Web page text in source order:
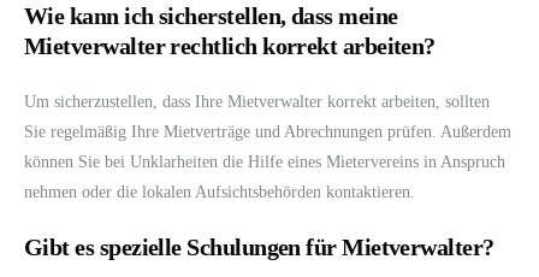
Wie kann ich sicherstellen, dass meine
Mietverwalter rechtlich korrekt arbeiten?
Um sicherzustellen, dass Ihre Mietverwalter korrekt arbeiten, sollten
Sie regelmäßig Ihre Mietverträge und Abrechnungen prüfen. Außerdem
können Sie bei Unklarheiten die Hilfe eines Mietervereins in Anspruch
nehmen oder die lokalen Aufsichtsbehörden kontaktieren.
Gibt es spezielle Schulungen für Mietverwalter?